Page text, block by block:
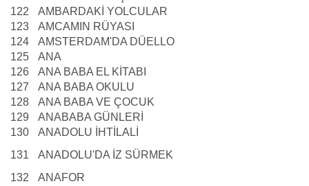
122
AMBARDAKİ YOLCULAR
123
AMCAMIN RÜYASI
124
AMSTERDAM'DA DÜELLO
125
ANA
126
ANA BABA EL KİTABI
127
ANA BABA OKULU
128
ANA BABA VE ÇOCUK
129
ANABABA GÜNLERİ
130
ANADOLU İHTİLALİ
131
ANADOLU'DA İZ SÜRMEK
132
ANAFOR